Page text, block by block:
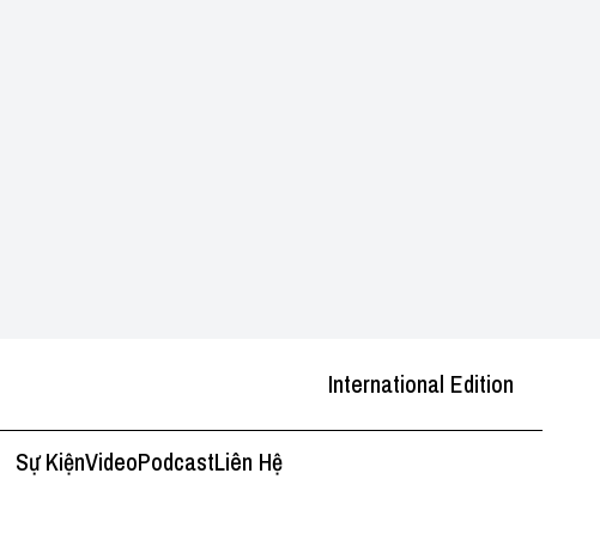
International Edition
Sự KiệnVideoPodcastLiên Hệ